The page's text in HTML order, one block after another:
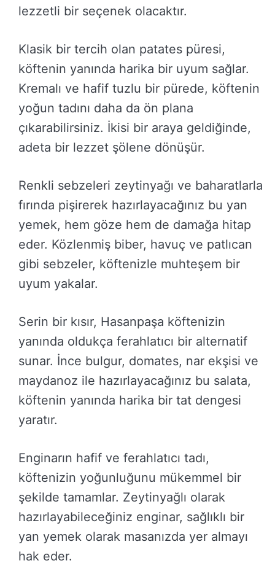
lezzetli bir seçenek olacaktır.
Klasik bir tercih olan patates püresi,
köftenin yanında harika bir uyum sağlar.
Kremalı ve hafif tuzlu bir pürede, köftenin
yoğun tadını daha da ön plana
çıkarabilirsiniz. İkisi bir araya geldiğinde,
adeta bir lezzet şölene dönüşür.
Renkli sebzeleri zeytinyağı ve baharatlarla
fırında pişirerek hazırlayacağınız bu yan
yemek, hem göze hem de damağa hitap
eder. Közlenmiş biber, havuç ve patlıcan
gibi sebzeler, köftenizle muhteşem bir
uyum yakalar.
Serin bir kısır, Hasanpaşa köftenizin
yanında oldukça ferahlatıcı bir alternatif
sunar. İnce bulgur, domates, nar ekşisi ve
maydanoz ile hazırlayacağınız bu salata,
köftenin yanında harika bir tat dengesi
yaratır.
Enginarın hafif ve ferahlatıcı tadı,
köftenizin yoğunluğunu mükemmel bir
şekilde tamamlar. Zeytinyağlı olarak
hazırlayabileceğiniz enginar, sağlıklı bir
yan yemek olarak masanızda yer almayı
hak eder.